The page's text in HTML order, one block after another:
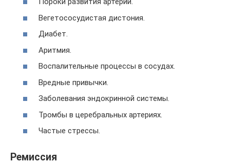
Вегетососудистая дистония.
Диабет.
Аритмия.
Воспалительные процессы в сосудах.
Вредные привычки.
Заболевания эндокринной системы.
Тромбы в церебральных артериях.
Частые стрессы.
Ремиссия